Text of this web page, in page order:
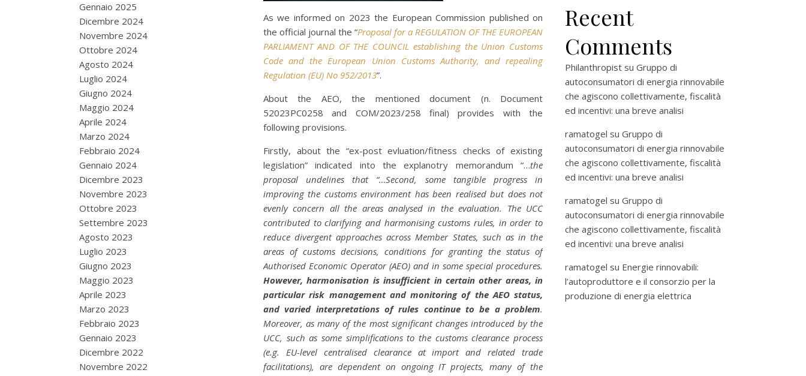
Gennaio 2025
Dicembre 2024
Novembre 2024
Ottobre 2024
Agosto 2024
Luglio 2024
Giugno 2024
Maggio 2024
Aprile 2024
Marzo 2024
Febbraio 2024
Gennaio 2024
Dicembre 2023
Novembre 2023
Ottobre 2023
Settembre 2023
Agosto 2023
Luglio 2023
Giugno 2023
Maggio 2023
Aprile 2023
Marzo 2023
Febbraio 2023
Gennaio 2023
Dicembre 2022
Novembre 2022
As we informed on 2023 the European Commission published on
the official journal the “Proposal for a REGULATION OF THE EUROPEAN
PARLIAMENT AND OF THE COUNCIL establishing the Union Customs
Code and the European Union Customs Authority, and repealing
Regulation (EU) No 952/2013”.
About the AEO, the mentioned document (n. Document
52023PC0258 and COM/2023/258 final) provides with the
following provisions.
Firstly, about the “ex-post evluation/fitness checks of existing
legislation” indicated into the explanotry memorandum “…the
proposal undelines that “…Second, some tangible progress in
improving the customs environment has been realised but does not
evenly concern all the areas analysed in the evaluation. The UCC
contributed to clarifying and harmonising customs rules, in order to
reduce divergent approaches across Member States, such as in the
areas of customs decisions, conditions for granting the status of
Authorised Economic Operator (AEO) and in some special procedures.
However, harmonisation is insufficient in certain other areas, in
particular risk management and monitoring of the AEO status,
and varied interpretations of rules continue to be a problem.
Moreover, as many of the most significant changes introduced by the
UCC, such as some simplifications to the customs clearance process
(e.g. EU-level centralised clearance at import and related trade
facilitations), are dependent on ongoing IT projects, many of the
Recent
Comments
Philanthropist su Gruppo di
autoconsumatori di energia rinnovabile
che agiscono collettivamente, fiscalità
ed incentivi: una breve analisi
ramatogel su Gruppo di
autoconsumatori di energia rinnovabile
che agiscono collettivamente, fiscalità
ed incentivi: una breve analisi
ramatogel su Gruppo di
autoconsumatori di energia rinnovabile
che agiscono collettivamente, fiscalità
ed incentivi: una breve analisi
ramatogel su Energie rinnovabili:
l’autoproduttore e il consorzio per la
produzione di energia elettrica